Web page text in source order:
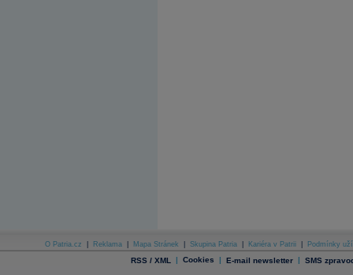
O Patria.cz Reklama Mapa Stránek Skupina Patria Kariéra v Patrii Podmínky
RSS / XML | Cookies | E-mail newsletter | SMS